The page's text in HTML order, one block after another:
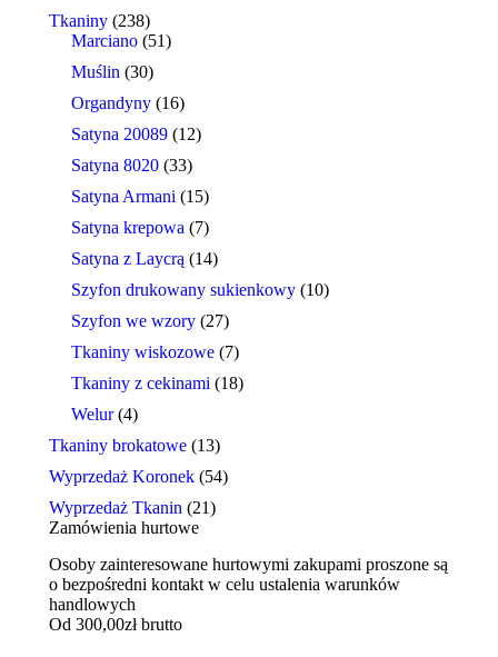
Tkaniny (238)
Marciano (51)
Muślin (30)
Organdyny (16)
Satyna 20089 (12)
Satyna 8020 (33)
Satyna Armani (15)
Satyna krepowa (7)
Satyna z Laycrą (14)
Szyfon drukowany sukienkowy (10)
Szyfon we wzory (27)
Tkaniny wiskozowe (7)
Tkaniny z cekinami (18)
Welur (4)
Tkaniny brokatowe (13)
Wyprzedaż Koronek (54)
Wyprzedaż Tkanin (21)
Zamówienia hurtowe
Osoby zainteresowane hurtowymi zakupami proszone są
o bezpośredni kontakt w celu ustalenia warunków
handlowych
Od 300,00zł brutto